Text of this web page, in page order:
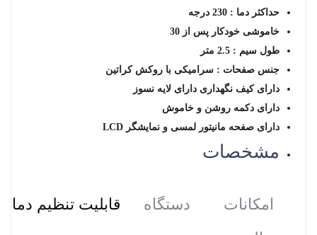
حداکثر دما : 230 درجه
خاموشی خودکار پس از 30
طول سیم : 2.5 متر
جنس صفحات : سرامیکی با روکش کراتین
دارای کیف نگهداری دارای لایه نسوز
دارای دکمه روشن و خاموش
دارای صفحه مانیتور لمسی و نمایشگر LCD
مشخصات
امکانات دستگاه
قابلیت تنظیم دما